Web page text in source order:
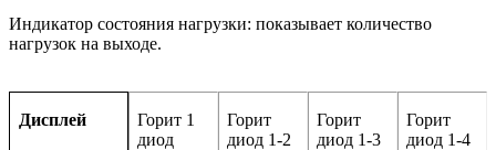
Индикатор состояния нагрузки: показывает количество
нагрузок на выходе.
Дисплей
Горит 1
диод
Горит
диод 1-2
Горит
диод 1-3
Горит
диод 1-4